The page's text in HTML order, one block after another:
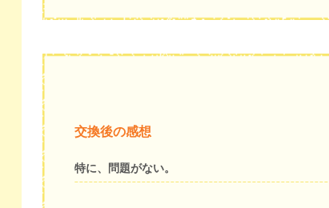
交換後の感想
特に、問題がない。